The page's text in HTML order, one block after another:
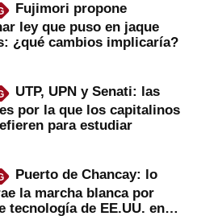
Fujimori propone
ley que puso en jaque
¿qué cambios implicaría?
UTP, UPN y Senati: las
por la que los capitalinos
para estudiar
Puerto de Chancay: lo
la marcha blanca por
tecnología de EE.UU. en